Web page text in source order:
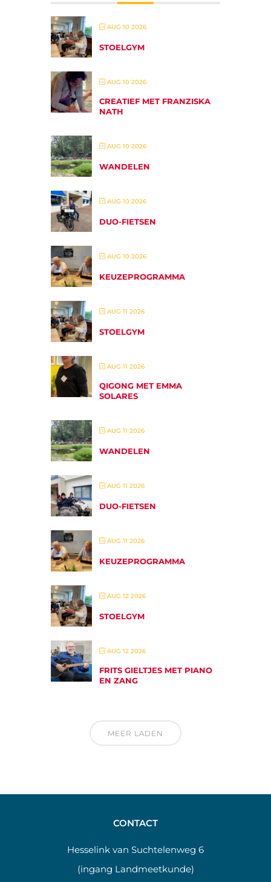
AUG 10 2026
STOELGYM
AUG 10 2026
CREATIEF MET FRANZISKA
NATH
AUG 10 2026
WANDELEN
AUG 10 2026
DUO-FIETSEN
AUG 10 2026
KEUZEPROGRAMMA
AUG 11 2026
STOELGYM
AUG 11 2026
QIGONG MET EMMA
SOLARES
AUG 11 2026
WANDELEN
AUG 11 2026
DUO-FIETSEN
AUG 11 2026
KEUZEPROGRAMMA
AUG 12 2026
STOELGYM
AUG 12 2026
FRITS GIELTJES MET PIANO
EN ZANG
MEER LADEN
CONTACT
Hesselink van Suchtelenweg 6
(ingang Landmeetkunde)